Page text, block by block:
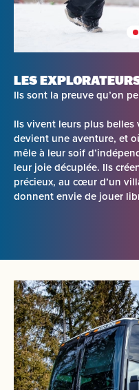
LES
Ils sont la preuve qu’on
Ils vivent leurs plus belles
devient une aventure, et
mêle à leur soif
leur joie décuplée. Ils
précieux, au cœur d’un
donnent envie de jouer